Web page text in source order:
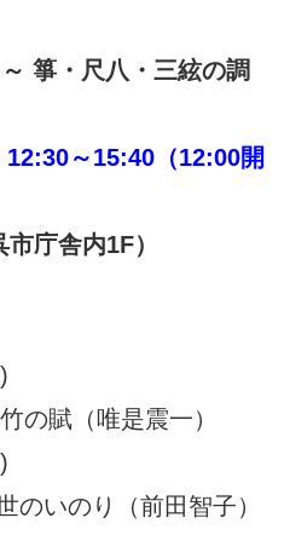
箏・尺八・三絃の調
～15:40（12:00開
庁舎内1F）
の賦（唯是震一）
のいのり（前田智子）